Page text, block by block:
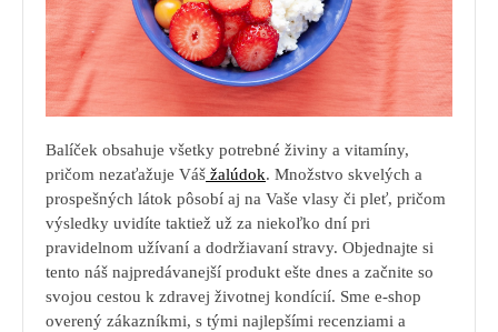
Balíček obsahuje všetky potrebné živiny a vitamíny,
pričom nezaťažuje Váš žalúdok. Množstvo skvelých a
prospešných látok pôsobí aj na Vaše vlasy či pleť, pričom
výsledky uvidíte taktiež už za niekoľko dní pri
pravidelnom užívaní a dodržiavaní stravy. Objednajte si
tento náš najpredávanejší produkt ešte dnes a začnite so
svojou cestou k zdravej životnej kondícií. Sme e-shop
overený zákazníkmi, s tými najlepšími recenziami a